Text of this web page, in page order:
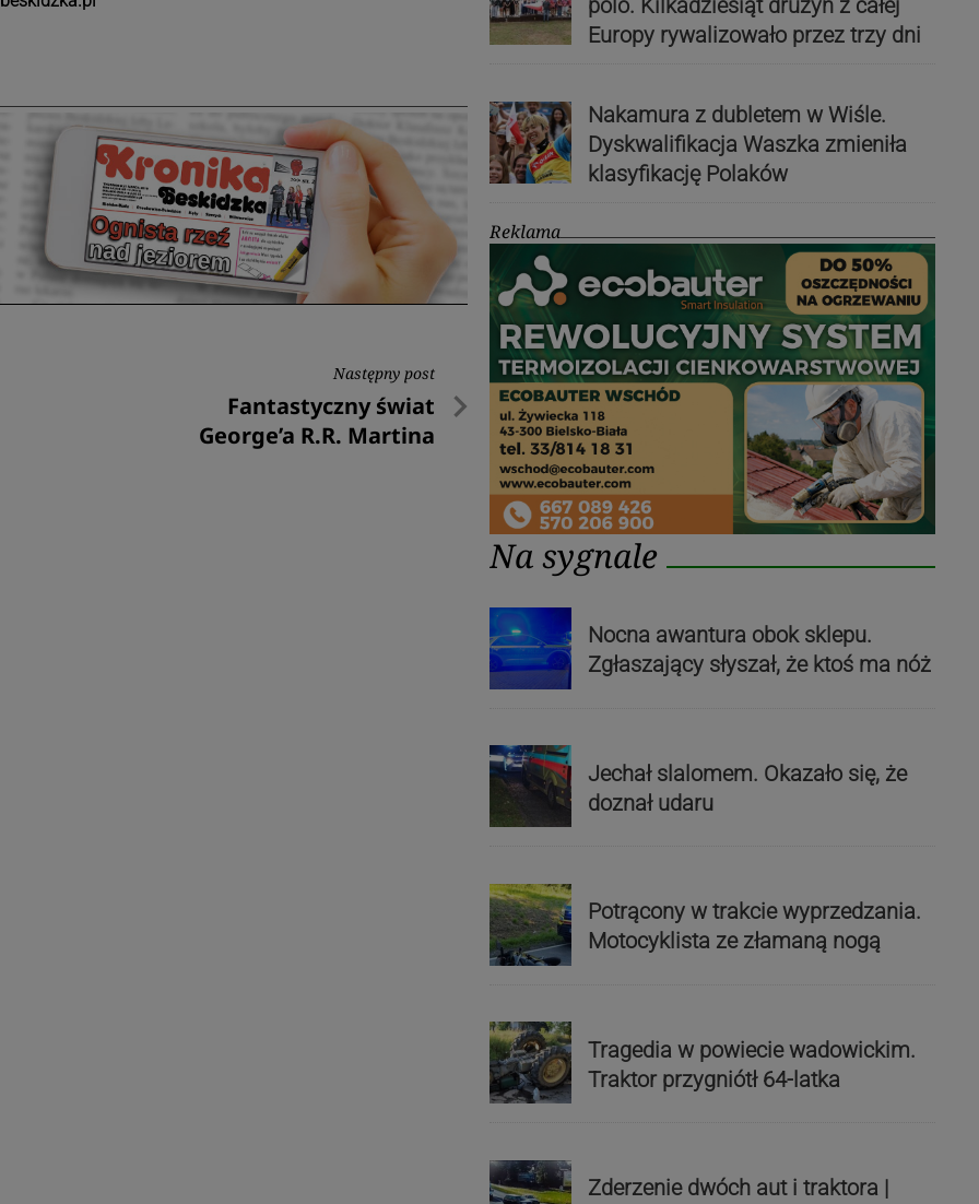
Następny post
Następny
post
Fantastyczny świat
George’a R.R. Martina
polo. Kilkadziesiąt drużyn z całej
Europy rywalizowało przez trzy dni
Nakamura z dubletem w Wiśle.
Dyskwalifikacja Waszka zmieniła
klasyfikację Polaków
Reklama
Na sygnale
Nocna awantura obok sklepu.
Zgłaszający słyszał, że ktoś ma nóż
Jechał slalomem. Okazało się, że
doznał udaru
Potrącony w trakcie wyprzedzania.
Motocyklista ze złamaną nogą
Tragedia w powiecie wadowickim.
Traktor przygniótł 64-latka
Zderzenie dwóch aut i traktora |